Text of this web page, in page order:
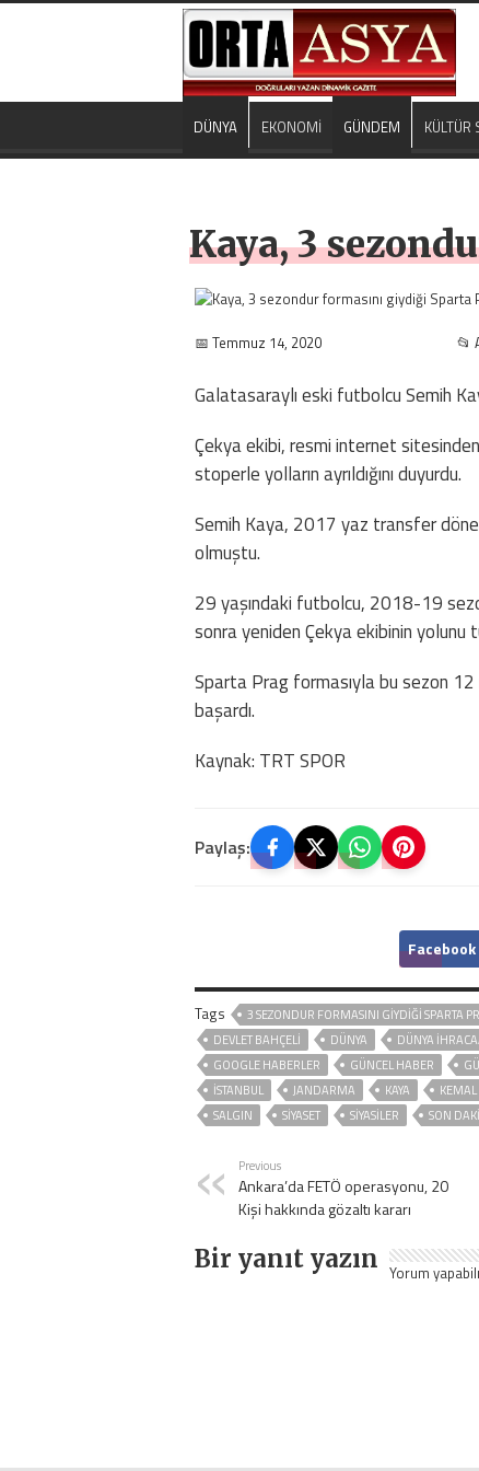
DÜNYA EKONOMİ GÜNDEM KÜLTÜR
Kaya, 3
📅 Temmuz 14, 2020 📂
Galatasaraylı eski futbolcu Semih
Çekya ekibi, resmi internet
stoperle yolların ayrıldığını duyurdu.
Semih Kaya, 2017 yaz transfer
olmuştu.
29 yaşındaki futbolcu, 2018-19
sonra yeniden Çekya ekibinin yolunu
Sparta Prag formasıyla bu sezon
başardı.
Kaynak: TRT SPOR
Paylaş:
Facebook
Tags 3 SEZONDUR FORMASINI GIYDIĞI SPARTA
DEVLET BAHÇELİ
DÜNYA DÜNYA
GOOGLE HABERLER
GÜNCEL HABER
ISTANBUL
JANDARMA KAYA
SALGIN
SİYASET SİYASİLER SON
Previous
Ankara’da FETÖ operasyonu, 20
Kişi hakkında gözaltı kararı
Bir yanıt yazın Yorum